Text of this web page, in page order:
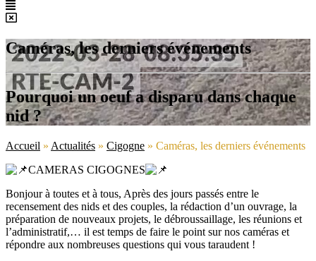
Caméras, les derniers événements
Pourquoi un oeuf a disparu dans chaque
nid ?
Accueil » Actualités » Cigogne » Caméras, les derniers événements
CAMERAS CIGOGNES
Bonjour à toutes et à tous, Après des jours passés entre le
recensement des nids et des couples, la rédaction d’un ouvrage, la
préparation de nouveaux projets, le débroussaillage, les réunions et
l’administratif,… il est temps de faire le point sur nos caméras et
répondre aux nombreuses questions qui vous taraudent !